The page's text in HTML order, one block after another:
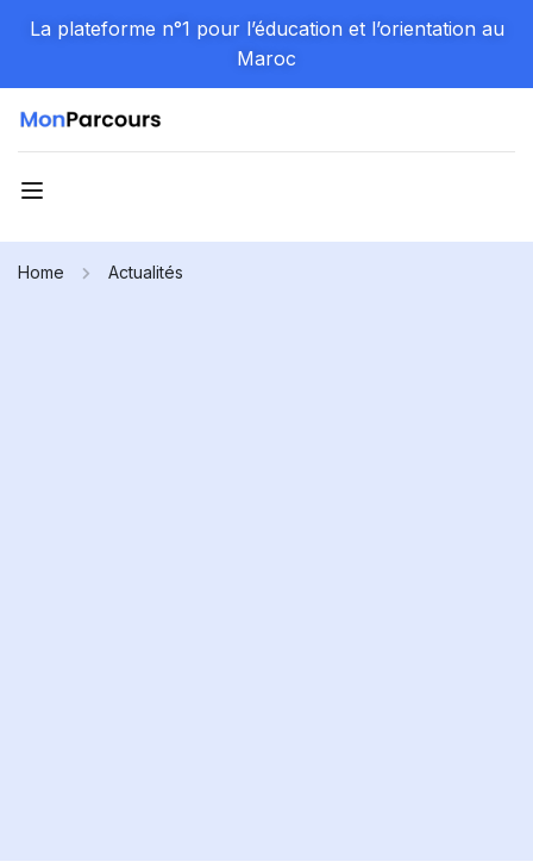
La plateforme n°1 pour l’éducation et l’orientation au
Maroc
Home Actualités